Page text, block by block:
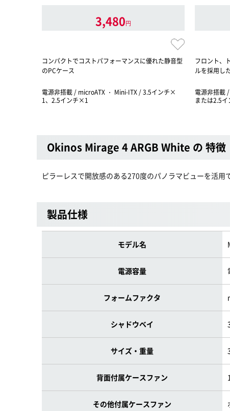
3,480円
コンパクトでコストパフォーマンスに優れた静音型
のPCケース
電源非搭載 / microATX ・ Mini-ITX / 3.5インチ×
1、2.5インチ×1
フロント、
ルを採用し
電源非搭載
または2.5
Okinos Mirage 4 ARGB White の 特徴
ピラーレスで開放感のある270度のパノラマビューを活
製品仕様
モデル名
電源容量
フォームファクタ
シャドウベイ
サイズ・重量
背面付属ケースファン
その他付属ケースファン